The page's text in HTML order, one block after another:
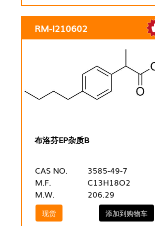
RM-I210602
布洛芬EP杂质B
CAS NO.
3585-49-7
M.F.
C13H18O2
M.W.
206.29
现货 添加到购物车